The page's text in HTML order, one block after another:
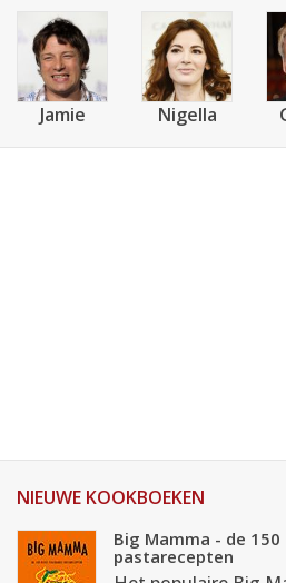
Jamie Nigella
NIEUWE KOOKBOEKEN
Big Mamma - de
pastarecepten